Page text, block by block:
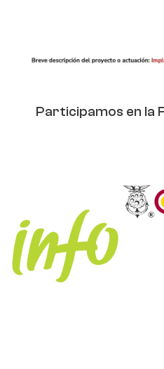
Participamos en la